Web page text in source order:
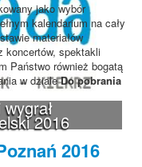
2016
jako wybór
kalendarium na cały
materiałów
koncertów, spektakli
Państwo również bogatą
w dzialeDo pobrania
2016